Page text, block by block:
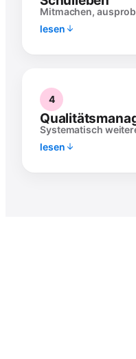
Mitmachen,
lesen
4
Systematisch
lesen